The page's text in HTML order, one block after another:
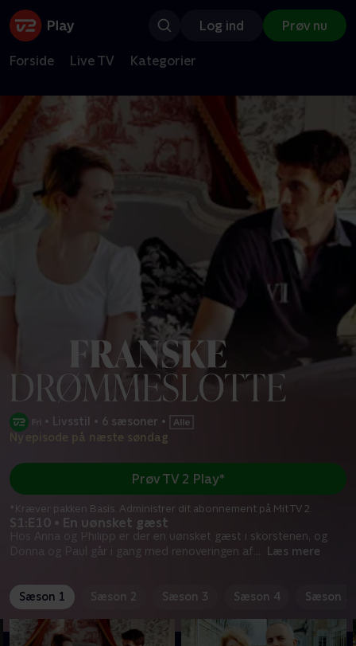
Log ind Prøv nu
Forside Live TV Kategorier
• Livsstil • 6 sæsoner •
Ny episode på næste søndag
S1:E10 • En uønsket gæst
Hos Anna og Philipp er der en uønsket gæst i skorstenen, og
Donna og Paul går i gang med renoveringen af
Læs mere
Prøv TV 2 Play*
*Kræver pakken Basis. Administrer dit abonnement på Mit TV 2.
Sæson 1 Sæson 2 Sæson 3 Sæson 4 Sæson 5